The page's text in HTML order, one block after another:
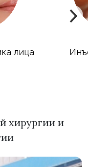
Инъекции
хирургии и